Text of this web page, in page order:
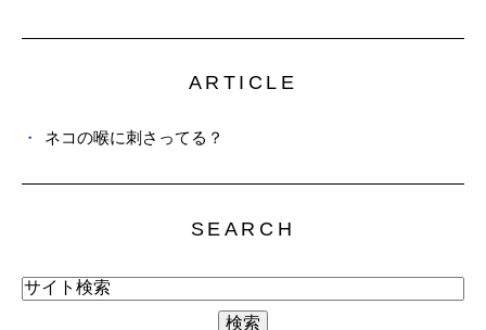
ARTICLE
ネコの喉に刺さってる？
SEARCH